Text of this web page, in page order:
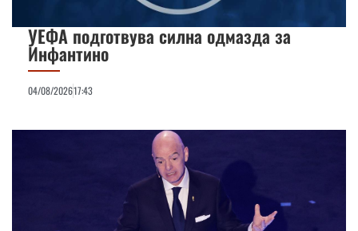
УЕФА подготвува силна одмазда за
Инфантино
04/08/202617:43